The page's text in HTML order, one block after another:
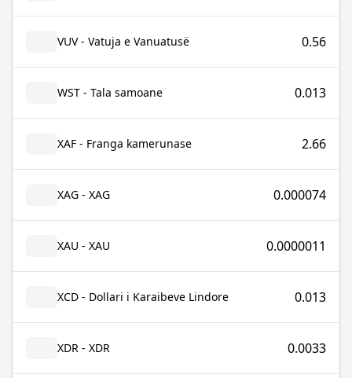
VUV - Vatuja e Vanuatusë 0.56
WST - Tala samoane 0.013
XAF - Franga kamerunase 2.66
XAG - XAG 0.000074
XAU - XAU 0.0000011
XCD - Dollari i Karaibeve Lindore 0.013
XDR - XDR 0.0033